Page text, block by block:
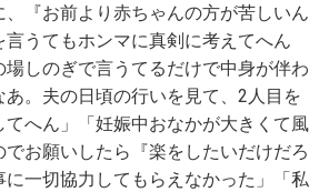
『お前より赤ちゃんの方が苦しいん
うてもホンマに真剣に考えてへん
場しのぎで言うてるだけで中身が伴わ
。夫の日頃の行いを見て、2人目を
へん」「妊娠中おなかが大きくて風
お願いしたら『楽をしたいだけだろ
に一切協力してもらえなかった」「私